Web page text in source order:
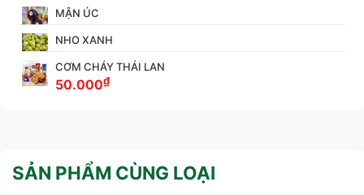
MẬN ÚC
NHO XANH
CƠM CHÁY THÁI LAN
50.000₫
SẢN PHẨM CÙNG LOẠI